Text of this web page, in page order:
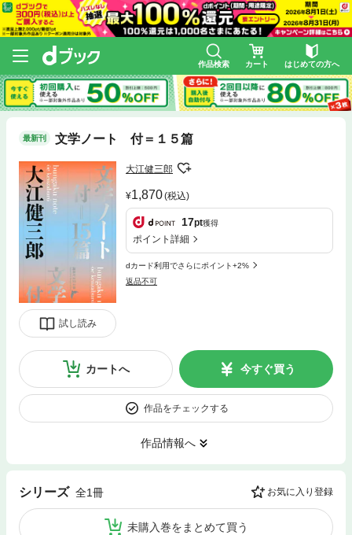
作品検索 カート はじめての方へ
最新刊 文学ノート 付＝１５篇
試し読み
大江健三郎
1,870(税込)
17pt獲得
ポイント詳細
dカード利用でさらにポイント+2%
返品不可
カートへ 今すぐ買う
作品をチェックする
作品情報へ
シリーズ 全1冊 お気に入り登録
未購入巻をまとめて買う